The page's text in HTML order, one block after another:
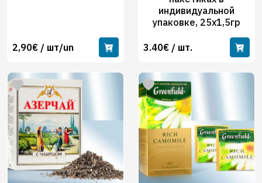
2,90€ / шт/un
индивидуальной
упаковке, 25х1,5гр
3.40€ / шт.